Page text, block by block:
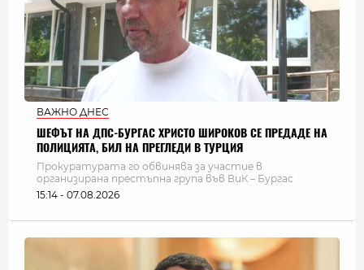
ВАЖНО ДНЕС
ШЕФЪТ НА ДПС-БУРГАС ХРИСТО ШИРОКОВ СЕ ПРЕДАДЕ НА
ПОЛИЦИЯТА, БИЛ НА ПРЕГЛЕДИ В ТУРЦИЯ
Прокуратурата го обвинява за участие в
организирана престъпна група във ВиК – Бургас
15:14 - 07.08.2026